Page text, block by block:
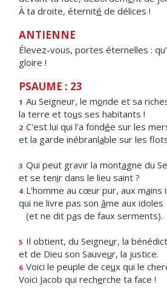
À ta droite, éternité de délices !
ANTIENNE
Élevez-vous, portes éternelles :
gloire !
PSAUME : 23
1 Au Seigneur, le monde et sa
la terre et tous ses habitants !
2 C'est lui qui l'a fondée sur les
et la garde inébranlable sur les
3 Qui peut gravir la montagne du
et se tenir dans le lieu saint ?
4 L'homme au cœur pur, aux mains
qui ne livre pas son âme aux idoles
(et ne dit pas de faux serments).
5 Il obtient, du Seigneur, la
et de Dieu son Sauveur, la justice.
6 Voici le peuple de ceux qui le
Voici Jacob qui recherche ta face !